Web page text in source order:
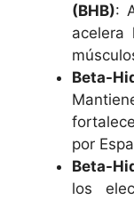
(BHB):
Beta-
por
Beta-
los